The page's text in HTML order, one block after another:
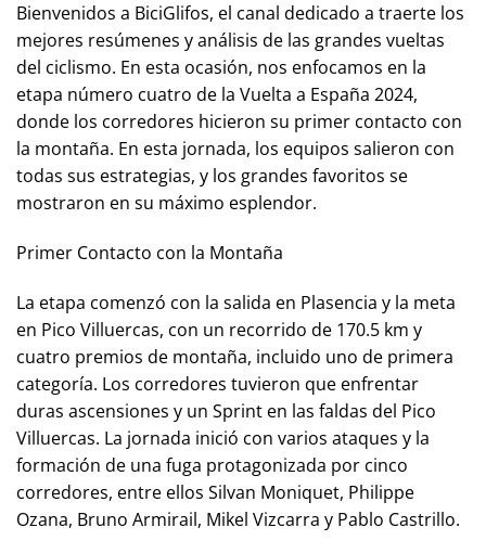
Bienvenidos a BiciGlifos, el canal dedicado a traerte los
mejores resúmenes y análisis de las grandes vueltas
del ciclismo. En esta ocasión, nos enfocamos en la
etapa número cuatro de la Vuelta a España 2024,
donde los corredores hicieron su primer contacto con
la montaña. En esta jornada, los equipos salieron con
todas sus estrategias, y los grandes favoritos se
mostraron en su máximo esplendor.
Primer Contacto con la Montaña
La etapa comenzó con la salida en Plasencia y la meta
en Pico Villuercas, con un recorrido de 170.5 km y
cuatro premios de montaña, incluido uno de primera
categoría. Los corredores tuvieron que enfrentar
duras ascensiones y un Sprint en las faldas del Pico
Villuercas. La jornada inició con varios ataques y la
formación de una fuga protagonizada por cinco
corredores, entre ellos Silvan Moniquet, Philippe
Ozana, Bruno Armirail, Mikel Vizcarra y Pablo Castrillo.